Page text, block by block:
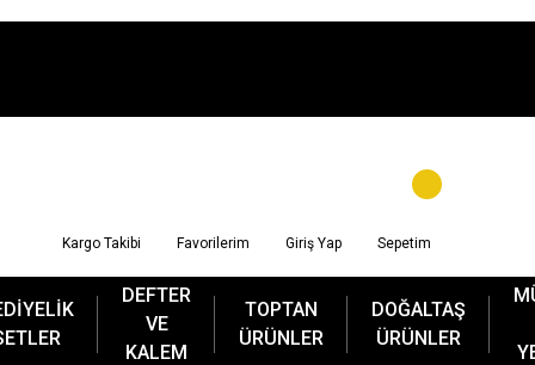
Kargo Takibi Favorilerim Giriş Yap Sepetim
DEFTER
VE
KALEM
TOPTAN
ÜRÜNLER
DOĞALTAŞ
ÜRÜNLER